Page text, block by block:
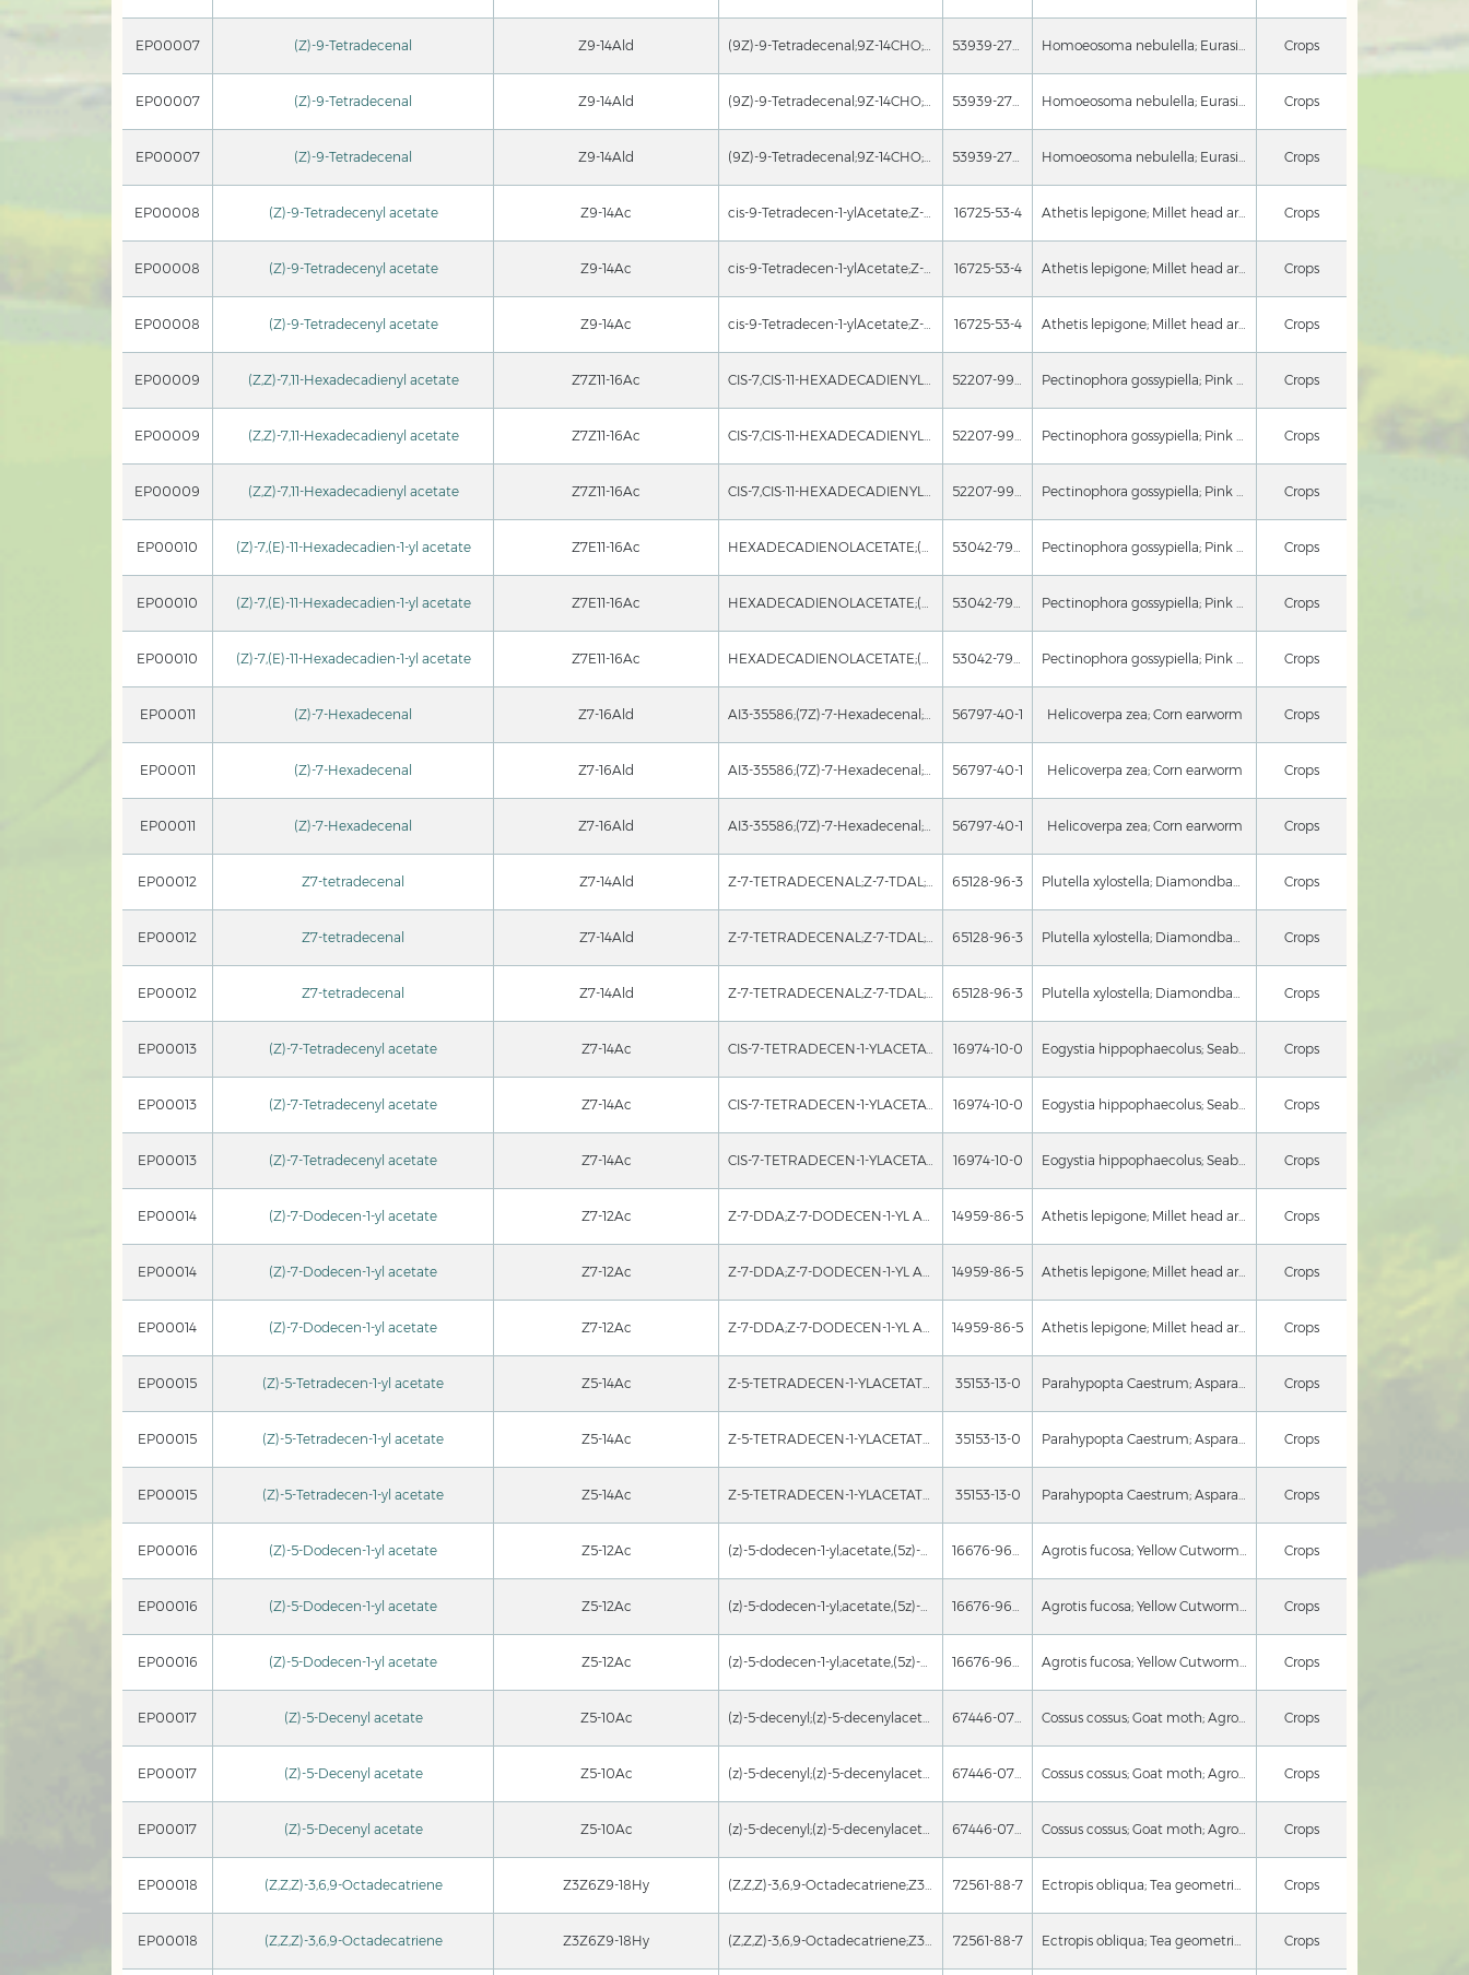
EP00007 (Z)-9-Tetradecenal Z9-14Ald (9Z)-9-Tetradecenal;9Z-14CHO;(z)-9-tetradecen-1-al;(z)-9-tetradecena;Z-9-Tetradecenol;Z-9-TETRADECENAL;9Z-Tetradecenal;(Z)-tetradec-9-enal 53939-27-8 Homoeosoma nebulella; Eurasian sunflower moth Crops
EP00007 (Z)-9-Tetradecenal Z9-14Ald (9Z)-9-Tetradecenal;9Z-14CHO;(z)-9-tetradecen-1-al;(z)-9-tetradecena;Z-9-Tetradecenol;Z-9-TETRADECENAL;9Z-Tetradecenal;(Z)-tetradec-9-enal 53939-27-8 Homoeosoma nebulella; Eurasian sunflower moth Crops
EP00007 (Z)-9-Tetradecenal Z9-14Ald (9Z)-9-Tetradecenal;9Z-14CHO;(z)-9-tetradecen-1-al;(z)-9-tetradecena;Z-9-Tetradecenol;Z-9-TETRADECENAL;9Z-Tetradecenal;(Z)-tetradec-9-enal 53939-27-8 Homoeosoma nebulella; Eurasian sunflower moth Crops
EP00008 (Z)-9-Tetradecenyl acetate Z9-14Ac cis-9-Tetradecen-1-ylAcetate;Z-9-TDA;(Z)-tetradec-9-enylacetate;cis-tetradecenylacetate;(Z)-9-Tetradecene-1-Chemicalbookolacetate;Aceticacid(9Z)-9-tetradecenyl;Aceticacid(9Z)-9-tetradecenylester;Aceticacid(Z)-9-tetradecenylester 16725-53-4 Athetis lepigone; Millet head armyworm; Adoxophyes orana; Summer fruit tortrix; Agrotis ipsilon; Black cutworm; Spodoptera frugiperda; Fall armyworm; Dioryctria resinosella; Red pine shoot moth Crops
EP00008 (Z)-9-Tetradecenyl acetate Z9-14Ac cis-9-Tetradecen-1-ylAcetate;Z-9-TDA;(Z)-tetradec-9-enylacetate;cis-tetradecenylacetate;(Z)-9-Tetradecene-1-Chemicalbookolacetate;Aceticacid(9Z)-9-tetradecenyl;Aceticacid(9Z)-9-tetradecenylester;Aceticacid(Z)-9-tetradecenylester 16725-53-4 Athetis lepigone; Millet head armyworm; Adoxophyes orana; Summer fruit tortrix; Agrotis ipsilon; Black cutworm; Spodoptera frugiperda; Fall armyworm; Dioryctria resinosella; Red pine shoot moth Crops
EP00008 (Z)-9-Tetradecenyl acetate Z9-14Ac cis-9-Tetradecen-1-ylAcetate;Z-9-TDA;(Z)-tetradec-9-enylacetate;cis-tetradecenylacetate;(Z)-9-Tetradecene-1-Chemicalbookolacetate;Aceticacid(9Z)-9-tetradecenyl;Aceticacid(9Z)-9-tetradecenylester;Aceticacid(Z)-9-tetradecenylester 16725-53-4 Athetis lepigone; Millet head armyworm; Adoxophyes orana; Summer fruit tortrix; Agrotis ipsilon; Black cutworm; Spodoptera frugiperda; Fall armyworm; Dioryctria resinosella; Red pine shoot moth Crops
EP00009 (Z,Z)-7,11-Hexadecadienyl acetate Z7Z11-16Ac CIS-7,CIS-11-HEXADECADIENYLACETATE;(z,z)-7,11-hexadecadien-1-yl;(z,z)-7,11-hexadecadien-1-ylacetate;(z,zChemicalbook)-7,11-hexadecadienyl;(z,z)-7,11-hexadecadienylacetate;acetate,(z,z)-11-hexadecadien-1-ol;ai3-36282;cis-7 52207-99-5 Pectinophora gossypiella; Pink bollworm Crops
EP00009 (Z,Z)-7,11-Hexadecadienyl acetate Z7Z11-16Ac CIS-7,CIS-11-HEXADECADIENYLACETATE;(z,z)-7,11-hexadecadien-1-yl;(z,z)-7,11-hexadecadien-1-ylacetate;(z,zChemicalbook)-7,11-hexadecadienyl;(z,z)-7,11-hexadecadienylacetate;acetate,(z,z)-11-hexadecadien-1-ol;ai3-36282;cis-7 52207-99-5 Pectinophora gossypiella; Pink bollworm Crops
EP00009 (Z,Z)-7,11-Hexadecadienyl acetate Z7Z11-16Ac CIS-7,CIS-11-HEXADECADIENYLACETATE;(z,z)-7,11-hexadecadien-1-yl;(z,z)-7,11-hexadecadien-1-ylacetate;(z,zChemicalbook)-7,11-hexadecadienyl;(z,z)-7,11-hexadecadienylacetate;acetate,(z,z)-11-hexadecadien-1-ol;ai3-36282;cis-7 52207-99-5 Pectinophora gossypiella; Pink bollworm Crops
EP00010 (Z)-7,(E)-11-Hexadecadien-1-yl acetate Z7E11-16Ac HEXADECADIENOLACETATE;(Z,E)-7,11-HEXADECADIEN-1-YLACETATE;(7Z,11E)-7,11-Hexadecadien-1-olacetate;(Z,E)-Gossyplure;7,11-HexChemicalbookadecadien-1-ylAcetate(mixtureof(Z)-,(E)-);7Z11E-16Ac;cis-7,trans-11-Hexadecadienylacetate;(7Z,11E)-Hexadecadien-1-ylacetate 53042-79-8 Pectinophora gossypiella; Pink bollworm Crops
EP00010 (Z)-7,(E)-11-Hexadecadien-1-yl acetate Z7E11-16Ac HEXADECADIENOLACETATE;(Z,E)-7,11-HEXADECADIEN-1-YLACETATE;(7Z,11E)-7,11-Hexadecadien-1-olacetate;(Z,E)-Gossyplure;7,11-HexChemicalbookadecadien-1-ylAcetate(mixtureof(Z)-,(E)-);7Z11E-16Ac;cis-7,trans-11-Hexadecadienylacetate;(7Z,11E)-Hexadecadien-1-ylacetate 53042-79-8 Pectinophora gossypiella; Pink bollworm Crops
EP00010 (Z)-7,(E)-11-Hexadecadien-1-yl acetate Z7E11-16Ac HEXADECADIENOLACETATE;(Z,E)-7,11-HEXADECADIEN-1-YLACETATE;(7Z,11E)-7,11-Hexadecadien-1-olacetate;(Z,E)-Gossyplure;7,11-HexChemicalbookadecadien-1-ylAcetate(mixtureof(Z)-,(E)-);7Z11E-16Ac;cis-7,trans-11-Hexadecadienylacetate;(7Z,11E)-Hexadecadien-1-ylacetate 53042-79-8 Pectinophora gossypiella; Pink bollworm Crops
EP00011 (Z)-7-Hexadecenal Z7-16Ald AI3-35586;(7Z)-7-Hexadecenal;(Z)-7-Hexadecenal;cis-7-Hexadecenal;7Z-Hexadecenal;(Z)-hexadec-7-enal;7-Hexadecenal, (7Z)-;(7Z)-hexadec-7-enal 56797-40-1 Helicoverpa zea; Corn earworm Crops
EP00011 (Z)-7-Hexadecenal Z7-16Ald AI3-35586;(7Z)-7-Hexadecenal;(Z)-7-Hexadecenal;cis-7-Hexadecenal;7Z-Hexadecenal;(Z)-hexadec-7-enal;7-Hexadecenal, (7Z)-;(7Z)-hexadec-7-enal 56797-40-1 Helicoverpa zea; Corn earworm Crops
EP00011 (Z)-7-Hexadecenal Z7-16Ald AI3-35586;(7Z)-7-Hexadecenal;(Z)-7-Hexadecenal;cis-7-Hexadecenal;7Z-Hexadecenal;(Z)-hexadec-7-enal;7-Hexadecenal, (7Z)-;(7Z)-hexadec-7-enal 56797-40-1 Helicoverpa zea; Corn earworm Crops
EP00012 Z7-tetradecenal Z7-14Ald Z-7-TETRADECENAL;Z-7-TDAL;(7Z)-7-Tetradecenal;cis-7-tetradecenal;(Z)-tetradec-7-enal;7Z-14CHO;7Z-Tetradecenal;Z-7-TETRADECENAL PHEROMONE FOR PLUTELLA XYLOSTELLA AND PRAYS CITRI 65128-96-3 Plutella xylostella; Diamondback Moth Crops
EP00012 Z7-tetradecenal Z7-14Ald Z-7-TETRADECENAL;Z-7-TDAL;(7Z)-7-Tetradecenal;cis-7-tetradecenal;(Z)-tetradec-7-enal;7Z-14CHO;7Z-Tetradecenal;Z-7-TETRADECENAL PHEROMONE FOR PLUTELLA XYLOSTELLA AND PRAYS CITRI 65128-96-3 Plutella xylostella; Diamondback Moth Crops
EP00012 Z7-tetradecenal Z7-14Ald Z-7-TETRADECENAL;Z-7-TDAL;(7Z)-7-Tetradecenal;cis-7-tetradecenal;(Z)-tetradec-7-enal;7Z-14CHO;7Z-Tetradecenal;Z-7-TETRADECENAL PHEROMONE FOR PLUTELLA XYLOSTELLA AND PRAYS CITRI 65128-96-3 Plutella xylostella; Diamondback Moth Crops
EP00013 (Z)-7-Tetradecenyl acetate Z7-14Ac CIS-7-TETRADECEN-1-YLACETATE;(Z)-7-TETRADECEN-1-YLACETATE;(7Z)-7-Tetradecenylacetate;acetate,(z)-7-tetradChemicalbookecen-1-o;CIS-7-TETRADECENYLACETATE;(Z)-7-Tetradecenylacetate;(Z)-Tetradecen-1-olacetate;(Z)-7-TDA,Z-7-TDA 16974-10-0 Eogystia hippophaecolus; Seabuckthorn root borer Crops
EP00013 (Z)-7-Tetradecenyl acetate Z7-14Ac CIS-7-TETRADECEN-1-YLACETATE;(Z)-7-TETRADECEN-1-YLACETATE;(7Z)-7-Tetradecenylacetate;acetate,(z)-7-tetradChemicalbookecen-1-o;CIS-7-TETRADECENYLACETATE;(Z)-7-Tetradecenylacetate;(Z)-Tetradecen-1-olacetate;(Z)-7-TDA,Z-7-TDA 16974-10-0 Eogystia hippophaecolus; Seabuckthorn root borer Crops
EP00013 (Z)-7-Tetradecenyl acetate Z7-14Ac CIS-7-TETRADECEN-1-YLACETATE;(Z)-7-TETRADECEN-1-YLACETATE;(7Z)-7-Tetradecenylacetate;acetate,(z)-7-tetradChemicalbookecen-1-o;CIS-7-TETRADECENYLACETATE;(Z)-7-Tetradecenylacetate;(Z)-Tetradecen-1-olacetate;(Z)-7-TDA,Z-7-TDA 16974-10-0 Eogystia hippophaecolus; Seabuckthorn root borer Crops
EP00014 (Z)-7-Dodecen-1-yl acetate Z7-12Ac Z-7-DDA;Z-7-DODECEN-1-YL ACETATE;(7Z)-7-Dodecenyl acetate;(Z)-1-Acetoxy-7-dodecene;(Z)-7-Dodecen-1-ol acetate;(z)-7-dodecen-1-olacetate;(z)-7-dodecenylacetate;7-Dodecen-1-ol, acetate, (Z)- 14959-86-5 Athetis lepigone; Millet head armyworm; Agrotis ipsilon; Black cutworm; Agrotis fucosa; Yellow Cutworm; Spodoptera frugiperda; Fall armyworm; Mythimna loreyi; False army worm Crops
EP00014 (Z)-7-Dodecen-1-yl acetate Z7-12Ac Z-7-DDA;Z-7-DODECEN-1-YL ACETATE;(7Z)-7-Dodecenyl acetate;(Z)-1-Acetoxy-7-dodecene;(Z)-7-Dodecen-1-ol acetate;(z)-7-dodecen-1-olacetate;(z)-7-dodecenylacetate;7-Dodecen-1-ol, acetate, (Z)- 14959-86-5 Athetis lepigone; Millet head armyworm; Agrotis ipsilon; Black cutworm; Agrotis fucosa; Yellow Cutworm; Spodoptera frugiperda; Fall armyworm; Mythimna loreyi; False army worm Crops
EP00014 (Z)-7-Dodecen-1-yl acetate Z7-12Ac Z-7-DDA;Z-7-DODECEN-1-YL ACETATE;(7Z)-7-Dodecenyl acetate;(Z)-1-Acetoxy-7-dodecene;(Z)-7-Dodecen-1-ol acetate;(z)-7-dodecen-1-olacetate;(z)-7-dodecenylacetate;7-Dodecen-1-ol, acetate, (Z)- 14959-86-5 Athetis lepigone; Millet head armyworm; Agrotis ipsilon; Black cutworm; Agrotis fucosa; Yellow Cutworm; Spodoptera frugiperda; Fall armyworm; Mythimna loreyi; False army worm Crops
EP00015 (Z)-5-Tetradecen-1-yl acetate Z5-14Ac Z-5-TETRADECEN-1-YLACETATE;(Z)-tetradec-5-enylacetate;(Z)-5-Tetradecen-1-olacetate;Aceticacid(Z)-5-tetradChemicalbookecene-1-ylester;Aceticacid(Z)-5-tetradecenylester;(Z)-5-Tetradecenylacetate;5Z-14Ac;5Z-Tetradecenylacetate 35153-13-0 Parahypopta Caestrum; Asparagus Moth Crops
EP00015 (Z)-5-Tetradecen-1-yl acetate Z5-14Ac Z-5-TETRADECEN-1-YLACETATE;(Z)-tetradec-5-enylacetate;(Z)-5-Tetradecen-1-olacetate;Aceticacid(Z)-5-tetradChemicalbookecene-1-ylester;Aceticacid(Z)-5-tetradecenylester;(Z)-5-Tetradecenylacetate;5Z-14Ac;5Z-Tetradecenylacetate 35153-13-0 Parahypopta Caestrum; Asparagus Moth Crops
EP00015 (Z)-5-Tetradecen-1-yl acetate Z5-14Ac Z-5-TETRADECEN-1-YLACETATE;(Z)-tetradec-5-enylacetate;(Z)-5-Tetradecen-1-olacetate;Aceticacid(Z)-5-tetradChemicalbookecene-1-ylester;Aceticacid(Z)-5-tetradecenylester;(Z)-5-Tetradecenylacetate;5Z-14Ac;5Z-Tetradecenylacetate 35153-13-0 Parahypopta Caestrum; Asparagus Moth Crops
EP00016 (Z)-5-Dodecen-1-yl acetate Z5-12Ac (z)-5-dodecen-1-yl;acetate,(5z)-5-dodecen-1-o;(Z)-5-DODECEN-1-YL ACETATE;(Z)-dodec-5-enyl acetate;5-DODECEN-1-OL,ACETATE,(Z)-;CIS-5-DODECENYL ACETATE;(Z)-5-Dodecenyl acetate;(Z)-5-Dodecen-1-ol acetate 16676-96-3 Agrotis fucosa; Yellow Cutworm; Dendrolimus kikuchii; Kikuchi Pine Moth Crops
EP00016 (Z)-5-Dodecen-1-yl acetate Z5-12Ac (z)-5-dodecen-1-yl;acetate,(5z)-5-dodecen-1-o;(Z)-5-DODECEN-1-YL ACETATE;(Z)-dodec-5-enyl acetate;5-DODECEN-1-OL,ACETATE,(Z)-;CIS-5-DODECENYL ACETATE;(Z)-5-Dodecenyl acetate;(Z)-5-Dodecen-1-ol acetate 16676-96-3 Agrotis fucosa; Yellow Cutworm; Dendrolimus kikuchii; Kikuchi Pine Moth Crops
EP00016 (Z)-5-Dodecen-1-yl acetate Z5-12Ac (z)-5-dodecen-1-yl;acetate,(5z)-5-dodecen-1-o;(Z)-5-DODECEN-1-YL ACETATE;(Z)-dodec-5-enyl acetate;5-DODECEN-1-OL,ACETATE,(Z)-;CIS-5-DODECENYL ACETATE;(Z)-5-Dodecenyl acetate;(Z)-5-Dodecen-1-ol acetate 16676-96-3 Agrotis fucosa; Yellow Cutworm; Dendrolimus kikuchii; Kikuchi Pine Moth Crops
EP00017 (Z)-5-Decenyl acetate Z5-10Ac (z)-5-decenyl;(z)-5-decenylacetate;cis-5-decenylacetate;Z-5-DECEN-1-YL ACETATE;5-DECEN-1-OL,ACETATE,(Z)-;CIS-5-DECEN-1-YL ACETATE;(5Z)-1-Acetoxy-5-decene;(5Z)-5-Decen-1-ol acetate 67446-07-5 Cossus cossus; Goat moth; Agrotis segetum; Turnip moth Crops
EP00017 (Z)-5-Decenyl acetate Z5-10Ac (z)-5-decenyl;(z)-5-decenylacetate;cis-5-decenylacetate;Z-5-DECEN-1-YL ACETATE;5-DECEN-1-OL,ACETATE,(Z)-;CIS-5-DECEN-1-YL ACETATE;(5Z)-1-Acetoxy-5-decene;(5Z)-5-Decen-1-ol acetate 67446-07-5 Cossus cossus; Goat moth; Agrotis segetum; Turnip moth Crops
EP00017 (Z)-5-Decenyl acetate Z5-10Ac (z)-5-decenyl;(z)-5-decenylacetate;cis-5-decenylacetate;Z-5-DECEN-1-YL ACETATE;5-DECEN-1-OL,ACETATE,(Z)-;CIS-5-DECEN-1-YL ACETATE;(5Z)-1-Acetoxy-5-decene;(5Z)-5-Decen-1-ol acetate 67446-07-5 Cossus cossus; Goat moth; Agrotis segetum; Turnip moth Crops
EP00018 (Z,Z,Z)-3,6,9-Octadecatriene Z3Z6Z9-18Hy (Z,Z,Z)-3,6,9-Octadecatriene;Z3Z6Z9-18:Hy;Z3Z6Z9-18;3,6,9-Octadecatriene, (3Z,6Z,9Z)-;3Z6Z9Z-18;3Z,6Z,9Z-Octadecatriene;3,6,9-octadecatriene, (Z,Z,Z)- 72561-88-7 Ectropis obliqua; Tea geometrid moth Crops
EP00018 (Z,Z,Z)-3,6,9-Octadecatriene Z3Z6Z9-18Hy (Z,Z,Z)-3,6,9-Octadecatriene;Z3Z6Z9-18:Hy;Z3Z6Z9-18;3,6,9-Octadecatriene, (3Z,6Z,9Z)-;3Z6Z9Z-18;3Z,6Z,9Z-Octadecatriene;3,6,9-octadecatriene, (Z,Z,Z)- 72561-88-7 Ectropis obliqua; Tea geometrid moth Crops